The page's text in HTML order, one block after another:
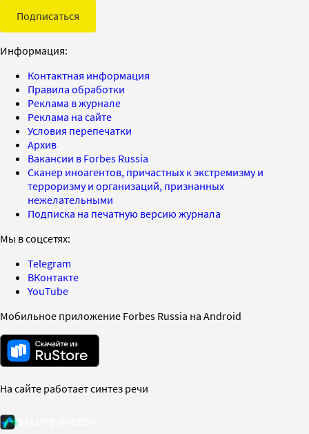
Подписаться
Информация:
Контактная информация
Правила обработки
Реклама в журнале
Реклама на сайте
Условия перепечатки
Архив
Вакансии в Forbes Russia
Сканер иноагентов, причастных к экстремизму и
терроризму и организаций, признанных
нежелательными
Подписка на печатную версию журнала
Мы в соцсетях:
Telegram
ВКонтакте
YouTube
Мобильное приложение Forbes Russia на Android
На сайте работает синтез речи